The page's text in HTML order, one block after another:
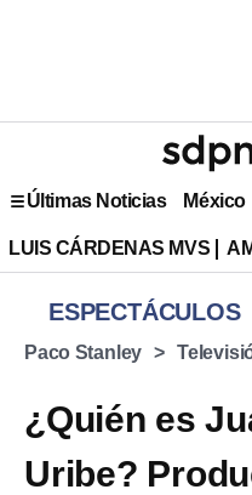
Últimas Noticias México
LUIS CÁRDENAS MVS
ESPECTÁCULOS
Paco Stanley
¿Quién es
Uribe?